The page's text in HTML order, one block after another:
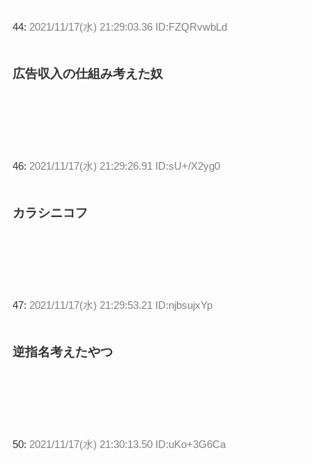
44: 2021/11/17(水) 21:29:03.36 ID:FZQRvwbLd
広告収入の仕組み考えた奴
46: 2021/11/17(水) 21:29:26.91 ID:sU+/X2yg0
カラシニコフ
47: 2021/11/17(水) 21:29:53.21 ID:njbsujxYp
逆指名考えたやつ
50: 2021/11/17(水) 21:30:13.50 ID:uKo+3G6Ca